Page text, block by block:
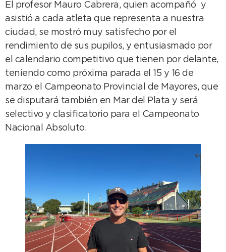
El profesor Mauro Cabrera, quien acompañó y
asistió a cada atleta que representa a nuestra
ciudad, se mostró muy satisfecho por el
rendimiento de sus pupilos, y entusiasmado por
el calendario competitivo que tienen por delante,
teniendo como próxima parada el 15 y 16 de
marzo el Campeonato Provincial de Mayores, que
se disputará también en Mar del Plata y será
selectivo y clasificatorio para el Campeonato
Nacional Absoluto.